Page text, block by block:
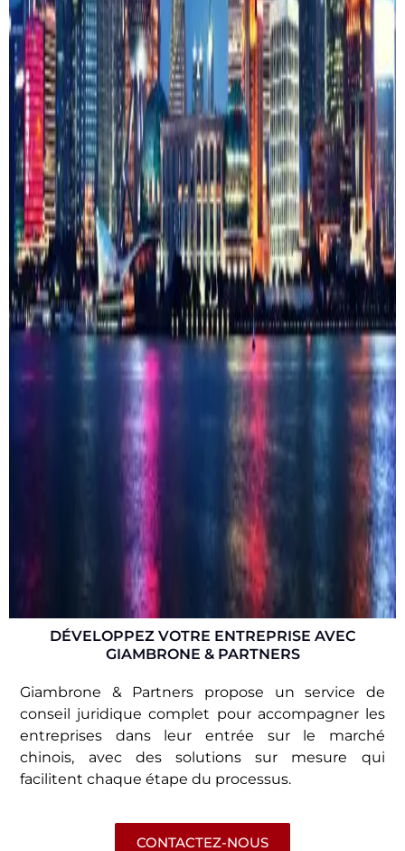
DÉVELOPPEZ VOTRE ENTREPRISE AVEC
GIAMBRONE & PARTNERS
Giambrone & Partners propose un service de
conseil juridique complet pour accompagner les
entreprises dans leur entrée sur le marché
chinois, avec des solutions sur mesure qui
facilitent chaque étape du processus.
CONTACTEZ-NOUS